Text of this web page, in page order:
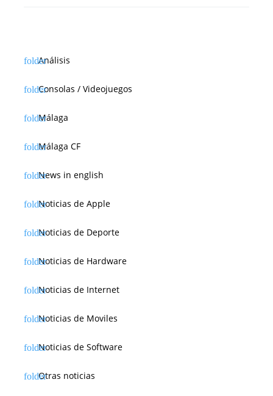
Análisis
Consolas / Videojuegos
Málaga
Málaga CF
News in english
Noticias de Apple
Noticias de Deporte
Noticias de Hardware
Noticias de Internet
Noticias de Moviles
Noticias de Software
Otras noticias